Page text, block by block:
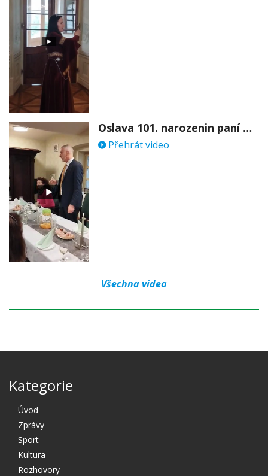
Oslava 101. narozenin paní Věry Skořepové
Přehrát video
Všechna videa
Kategorie
Úvod
Zprávy
Sport
Kultura
Rozhovory